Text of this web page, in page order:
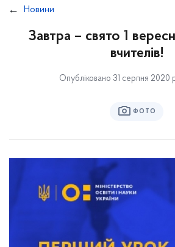
Новини
Завтра – свято 1
вчителів!
Опубліковано 31 серпня 2020
ФОТО